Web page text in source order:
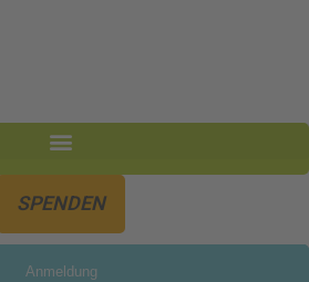
SPENDEN
Anmeldung